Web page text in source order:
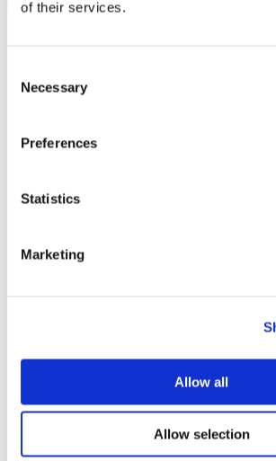
of their services.
Selection
Necessary
Preferences
Statistics
Marketing
Allow all
Allow selection
Muzyka klasyczna